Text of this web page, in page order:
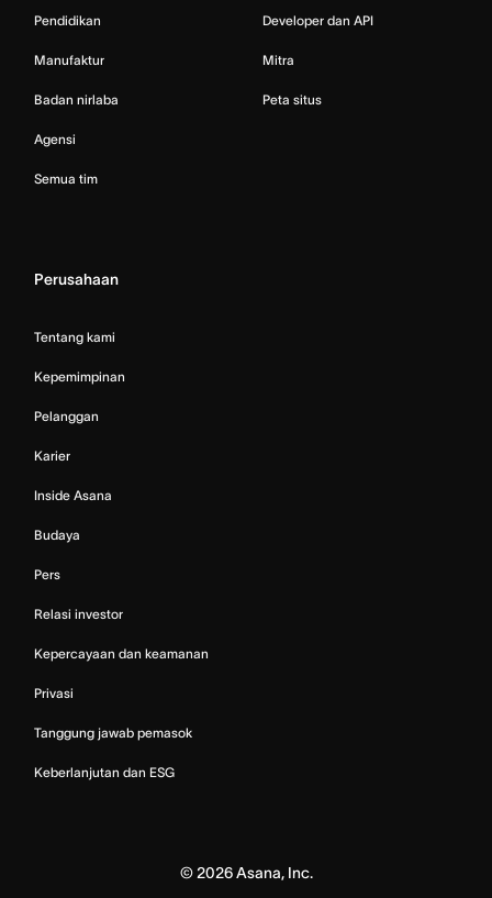
Pendidikan
Manufaktur
Badan nirlaba
Agensi
Semua tim
Developer dan API
Mitra
Peta situs
Perusahaan
Tentang kami
Kepemimpinan
Pelanggan
Karier
Inside Asana
Budaya
Pers
Relasi investor
Kepercayaan dan keamanan
Privasi
Tanggung jawab pemasok
Keberlanjutan dan ESG
© 2026Asana, Inc.